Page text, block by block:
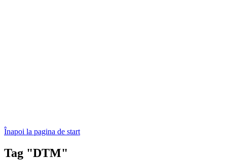
Înapoi la pagina de start
Tag "DTM"